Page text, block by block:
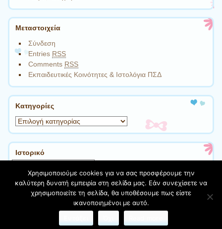
Μεταστοιχεία
Σύνδεση
Entries RSS
Comments RSS
Εκπαιδευτικές Κοινότητες & Ιστολόγια ΠΣΔ
Kατηγορίες
Kατηγορίες
Ιστορικό
Φιλοξενείται στο https://blogs.sch.gr| Θέμα:Cute Frames
Χρησιμοποιούμε cookies για να σας προσφέρουμε την
καλύτερη δυνατή εμπειρία στη σελίδα μας. Εάν συνεχίσετε να
χρησιμοποιείτε τη σελίδα, θα υποθέσουμε πως είστε
ικανοποιημένοι με αυτό.